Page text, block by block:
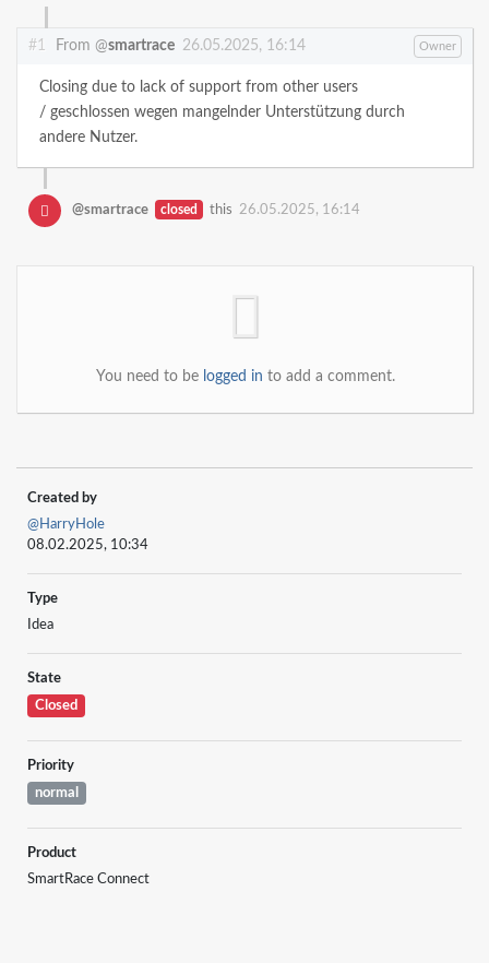
#1 From @smartrace 26.05.2025, 16:14 Owner
Closing due to lack of support from other users
/ geschlossen wegen mangelnder Unterstützung durch
andere Nutzer.
@smartrace closed this 26.05.2025, 16:14
You need to be logged in to add a comment.
Created by
@HarryHole
08.02.2025, 10:34
Type
Idea
State
Closed
Priority
normal
Product
SmartRace Connect